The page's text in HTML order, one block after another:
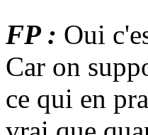
FP : Oui
Car on
ce qui en